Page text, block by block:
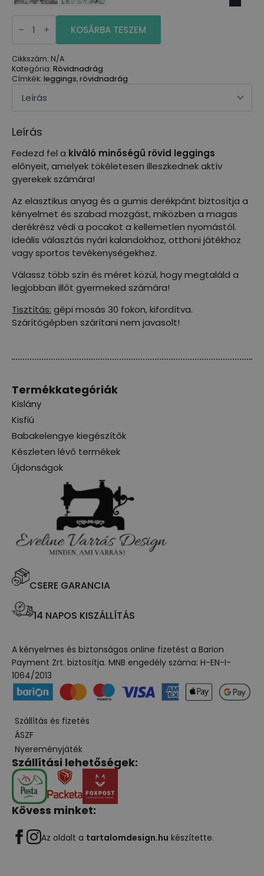
leggings
mennyiség
KOSÁRBA TESZEM
Cikkszám: N/A
Kategória: Rövidnadrág
Címkék: leggings,rövidnadrág
Leírás
Fedezd fel a kiváló minőségű rövid leggings
előnyeit, amelyek tökéletesen illeszkednek aktív
gyerekek számára!
Az elasztikus anyag és a gumis derékpánt biztosítja a
kényelmet és szabad mozgást, miközben a magas
derékrész védi a pocakot a kellemetlen nyomástól.
Ideális választás nyári kalandokhoz, otthoni játékhoz
vagy sportos tevékenységekhez.
Válassz több szín és méret közül, hogy megtaláld a
legjobban illőt gyermeked számára!
Tisztítás: gépi mosás 30 fokon, kifordítva.
Szárítógépben szárítani nem javasolt!
Termékkategóriák
Kislány
Kisfiú
Babakelengye kiegészítők
Készleten lévő termékek
Újdonságok
CSERE GARANCIA
14 NAPOS KISZÁLLÍTÁS
A kényelmes és biztonságos online fizetést a Barion
Payment Zrt. biztosítja. MNB engedély száma: H-EN-I-
1064/2013
Szállítás és fizetés
ÁSZF
Nyereményjáték
Szállítási lehetőségek:
Kövess minket:
Az oldalt a tartalomdesign.hu készítette.